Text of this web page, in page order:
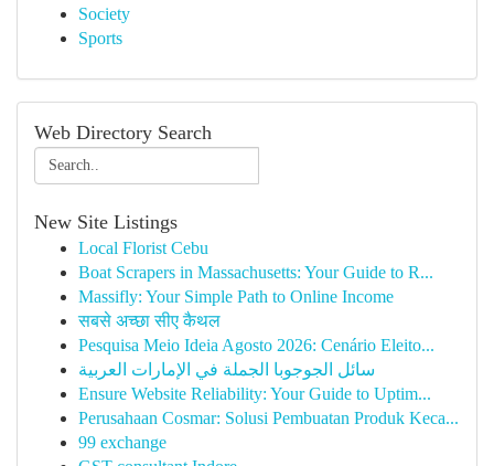
Society
Sports
Web Directory Search
New Site Listings
Local Florist Cebu
Boat Scrapers in Massachusetts: Your Guide to R...
Massifly: Your Simple Path to Online Income
सबसे अच्छा सीए कैथल
Pesquisa Meio Ideia Agosto 2026: Cenário Eleito...
سائل الجوجوبا الجملة في الإمارات العربية
Ensure Website Reliability: Your Guide to Uptim...
Perusahaan Cosmar: Solusi Pembuatan Produk Keca...
99 exchange